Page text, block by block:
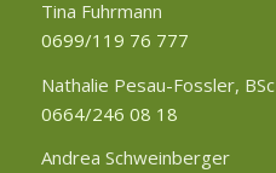
Tina Fuhrmann
0699/119 76 777
Nathalie Pesau-Fossler, BSc
0664/246 08 18
Andrea Schweinberger